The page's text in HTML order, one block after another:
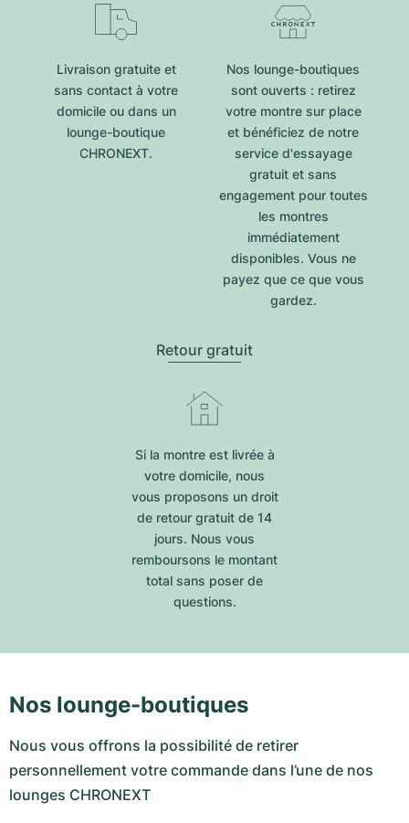
Livraison gratuite et
sans contact à votre
domicile ou dans un
lounge-boutique
CHRONEXT.
Nos lounge-boutiques
sont ouverts : retirez
votre montre sur place
et bénéficiez de notre
service d'essayage
gratuit et sans
engagement pour toutes
les montres
immédiatement
disponibles. Vous ne
payez que ce que vous
gardez.
Retour gratuit
Si la montre est livrée à
votre domicile, nous
vous proposons un droit
de retour gratuit de 14
jours. Nous vous
remboursons le montant
total sans poser de
questions.
Nos lounge-boutiques
Nous vous offrons la possibilité de retirer
personnellement votre commande dans l’une de nos
lounges CHRONEXT